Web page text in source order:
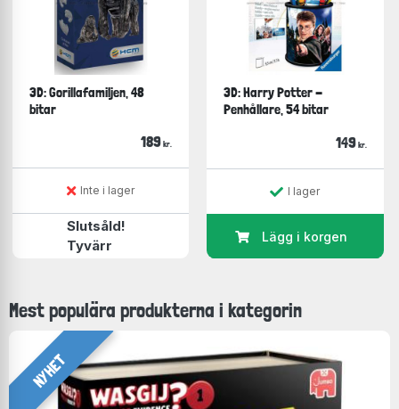
3D: Gorillafamiljen, 48
bitar
189 kr.
Inte i lager
Slutsåld!
Tyvärr
3D: Harry Potter -
Penhållare, 54 bitar
149 kr.
I lager
Lägg i korgen
Mest populära produkterna i kategorin
NYHET